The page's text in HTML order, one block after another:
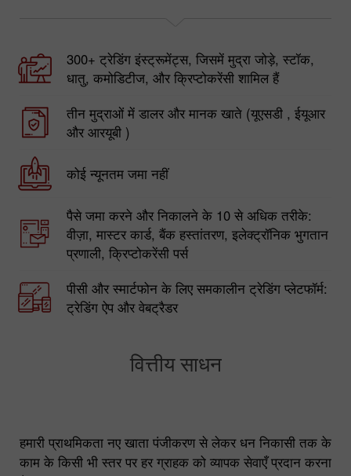
300+ ट्रेडिंग इंस्ट्रूमेंट्स, जिसमें मुद्रा जोड़े, स्टॉक,
धातु, कमोडिटीज, और क्रिप्टोकरेंसी शामिल हैं
तीन मुद्राओं में डालर और मानक खाते (यूएसडी , ईयूआर
और आरयूबी )
कोई न्यूनतम जमा नहीं
पैसे जमा करने और निकालने के 10 से अधिक तरीके:
वीज़ा, मास्टर कार्ड, बैंक हस्तांतरण, इलेक्ट्रॉनिक भुगतान
प्रणाली, क्रिप्टोकरेंसी पर्स
पीसी और स्मार्टफोन के लिए समकालीन ट्रेडिंग प्लेटफॉर्म:
ट्रेडिंग ऐप और वेबट्रैडर
वित्तीय साधन
हमारी प्राथमिकता नए खाता पंजीकरण से लेकर धन निकासी तक के
काम के किसी भी स्तर पर हर ग्राहक को व्यापक सेवाएँ प्रदान करना